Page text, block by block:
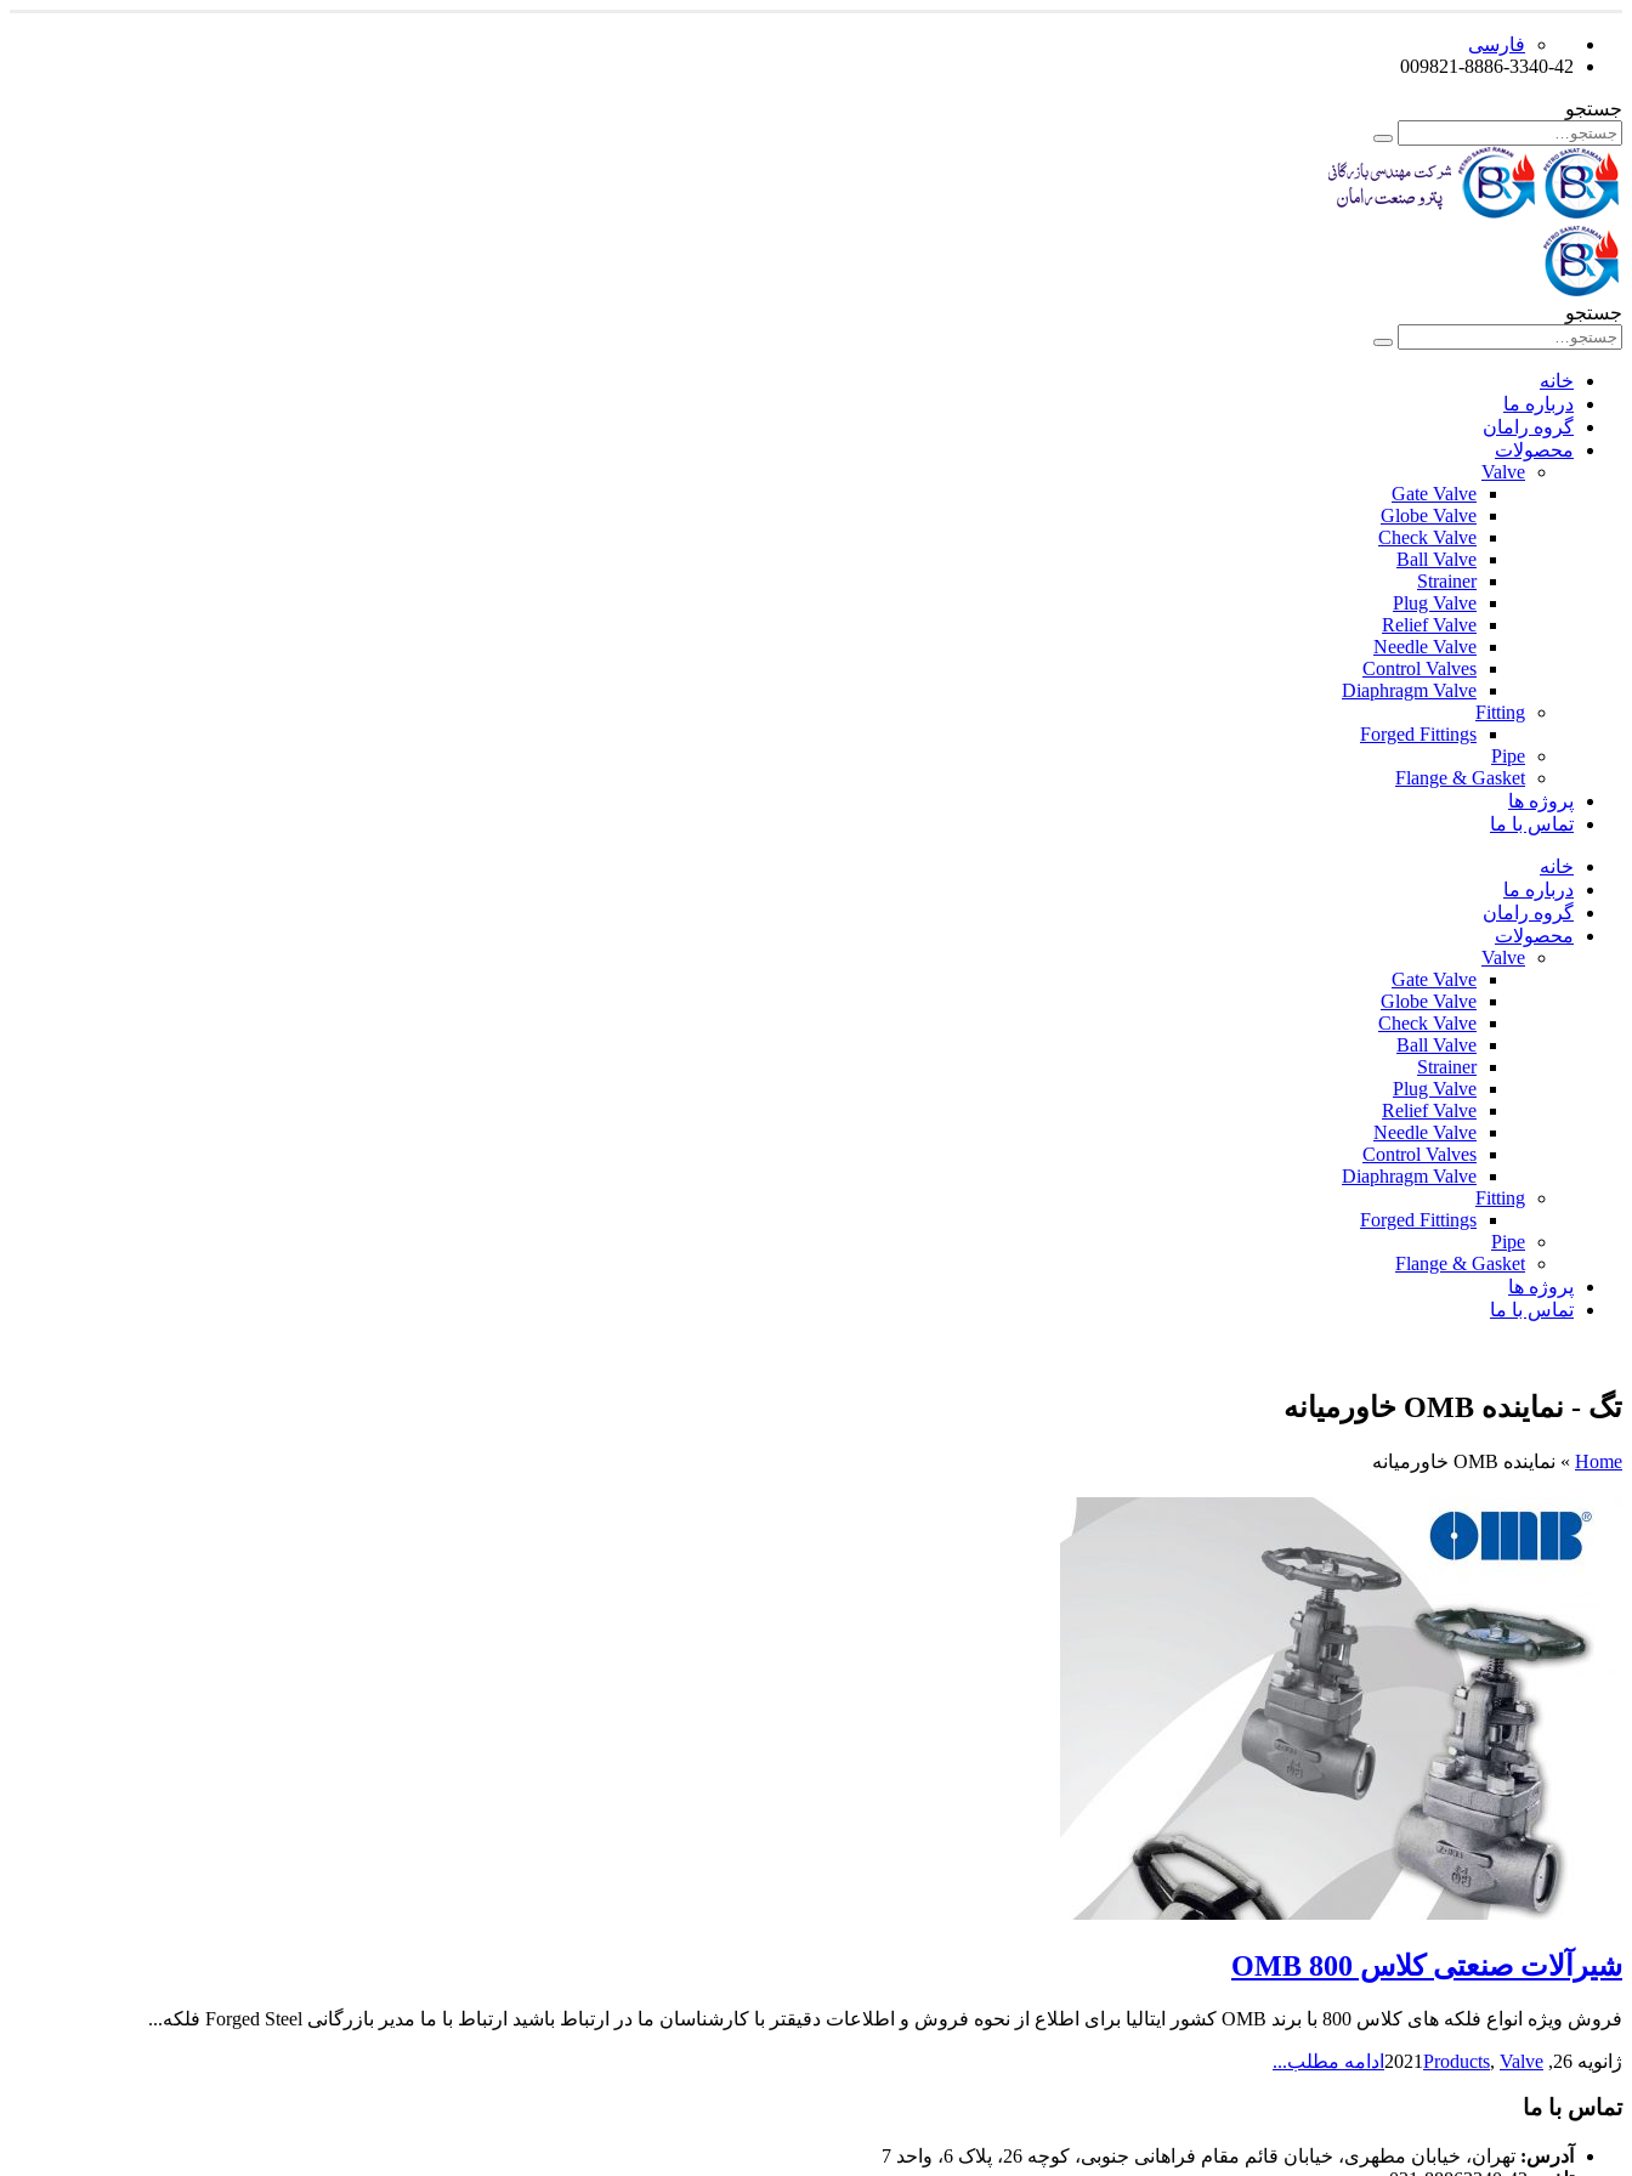
فارسی
009821-8886-3340-42
جستجو
جستجو
خانه
درباره ما
گروه رامان
محصولات
Valve
Gate Valve
Globe Valve
Check Valve
Ball Valve
Strainer
Plug Valve
Relief Valve
Needle Valve
Control Valves
Diaphragm Valve
Fitting
Forged Fittings
Pipe
Flange & Gasket
پروژه ها
تماس با ما
خانه
درباره ما
گروه رامان
محصولات
Valve
Gate Valve
Globe Valve
Check Valve
Ball Valve
Strainer
Plug Valve
Relief Valve
Needle Valve
Control Valves
Diaphragm Valve
Fitting
Forged Fittings
Pipe
Flange & Gasket
پروژه ها
تماس با ما
تگ - نماینده OMB خاورمیانه
Home
» نماینده OMB خاورمیانه
شیرآلات صنعتی کلاس 800 OMB
فروش ویژه انواع فلکه های کلاس 800 با برند OMB کشور ایتالیا برای اطلاع از نحوه فروش و اطلاعات دقیقتر با کارشناسان ما در ارتباط باشید ارتباط با ما مدیر بازرگانی Forged Steel فلکه...
ژانویه 26, 2021 Products, Valve ادامه مطلب...
تماس با ما
آدرس: تهران، خیابان مطهری، خیابان قائم مقام فراهانی جنوبی، کوچه 26، پلاک 6، واحد 7